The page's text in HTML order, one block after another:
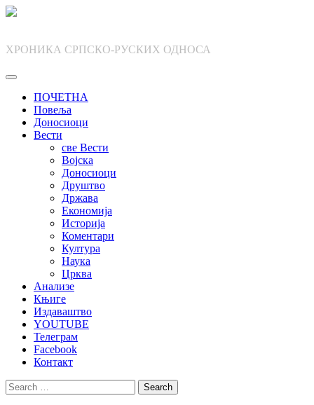
Skip
ХРОНИКА СРПСКО-РУСКИХ ОДНОСА
ПОЧЕТНА
Повеља
Доносиоци
Вести
све Вести
Војска
Доносиоци
Друштво
Држава
Економија
Историја
Коментари
Култура
Наука
Црква
Анализе
Књиге
Издаваштво
YOUTUBE
Телеграм
Facebook
Контакт
Search
for: